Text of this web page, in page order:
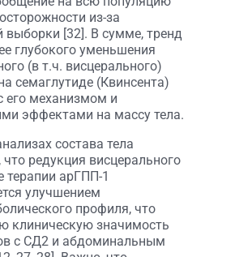
из-за
выборки [32]. В сумме, тренд
глубокого уменьшения
(в т.ч. висцерального)
семаглутиде (Квинсента)
его механизмом и
эффектами на массу тела.
состава тела
что редукция висцерального
арГПП-1
улучшением
профиля, что
клиническую значимость
с СД2 и абдоминальным